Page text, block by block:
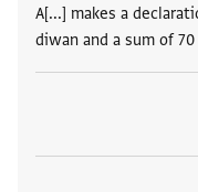
A[...] makes a
diwan and a sum of